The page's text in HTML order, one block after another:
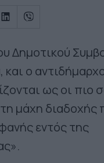
Δημοτικού
και ο
ως οι πιο
μάχη διαδοχής
εντός της